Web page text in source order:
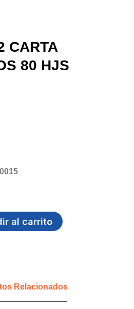
CARTA
80 HJS
al carrito
Relacionados